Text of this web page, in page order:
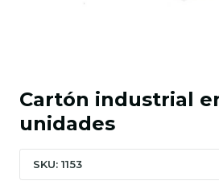
Cartón industrial
unidades
SKU: 1153